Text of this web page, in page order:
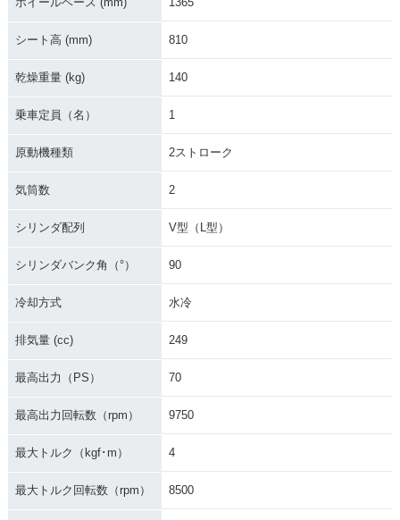
シート高 (mm) 810
乾燥重量 (kg) 140
乗車定員（名） 1
原動機種類 2ストローク
気筒数 2
シリンダ配列 V型（L型）
シリンダバンク角（°） 90
冷却方式 水冷
排気量 (cc) 249
最高出力（PS） 70
最高出力回転数（rpm） 9750
最大トルク（kgf･m） 4
最大トルク回転数（rpm） 8500